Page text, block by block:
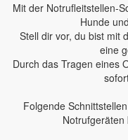
Mit der Notrufleitstellen-
Hunde
Stell dir vor, du bist mit
eine
Durch das Tragen eines
Folgende